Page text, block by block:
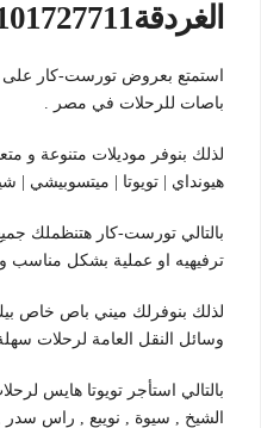
الغردقة01101727711
استمتع بعروض تورست-كار على
باصات للرحلات في مصر .
لذلك بنوفر موديلات متنوعة و
هيونداي | تويوتا | ميتسوبيشي |
بالتالي تورست-كار هتنظملك
ترفيهيه او عملية بشكل مناسب و بأسهل
لذلك بنوفرلك ميني باص خاص
وسائل النقل العامة لرحلات
بالتالي استأجر تويوتا هايس
الشيخ , سيوة , نويبع , راس